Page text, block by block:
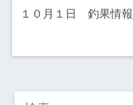
１０月１日 釣果情報